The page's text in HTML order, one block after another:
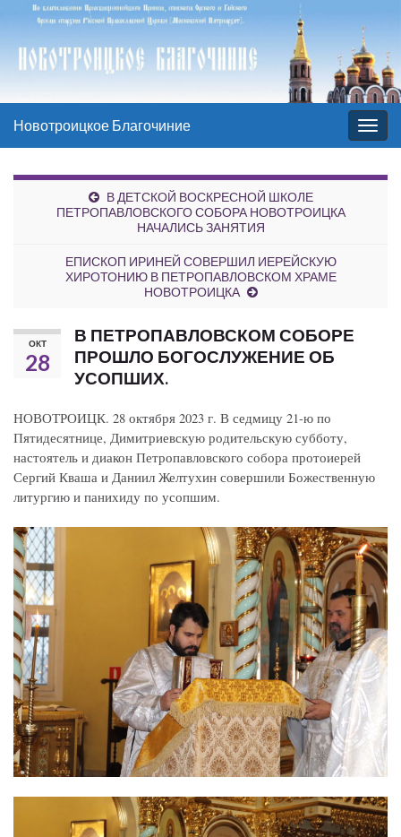
Вкл/
выкл
Новотроицкое Благочиние
В ДЕТСКОЙ ВОСКРЕСНОЙ ШКОЛЕ
ПЕТРОПАВЛОВСКОГО СОБОРА НОВОТРОИЦКА
НАЧАЛИСЬ ЗАНЯТИЯ
ЕПИСКОП ИРИНЕЙ СОВЕРШИЛ ИЕРЕЙСКУЮ
ХИРОТОНИЮ В ПЕТРОПАВЛОВСКОМ ХРАМЕ
НОВОТРОИЦКА
ОКТ
28
В ПЕТРОПАВЛОВСКОМ СОБОРЕ
ПРОШЛО БОГОСЛУЖЕНИЕ ОБ
УСОПШИХ.
НОВОТРОИЦК. 28 октября 2023 г. В седмицу 21-ю по
Пятидесятнице, Димитриевскую родительскую субботу,
настоятель и диакон Петропавловского собора протоиерей
Сергий Кваша и Даниил Желтухин совершили Божественную
литургию и панихиду по усопшим.